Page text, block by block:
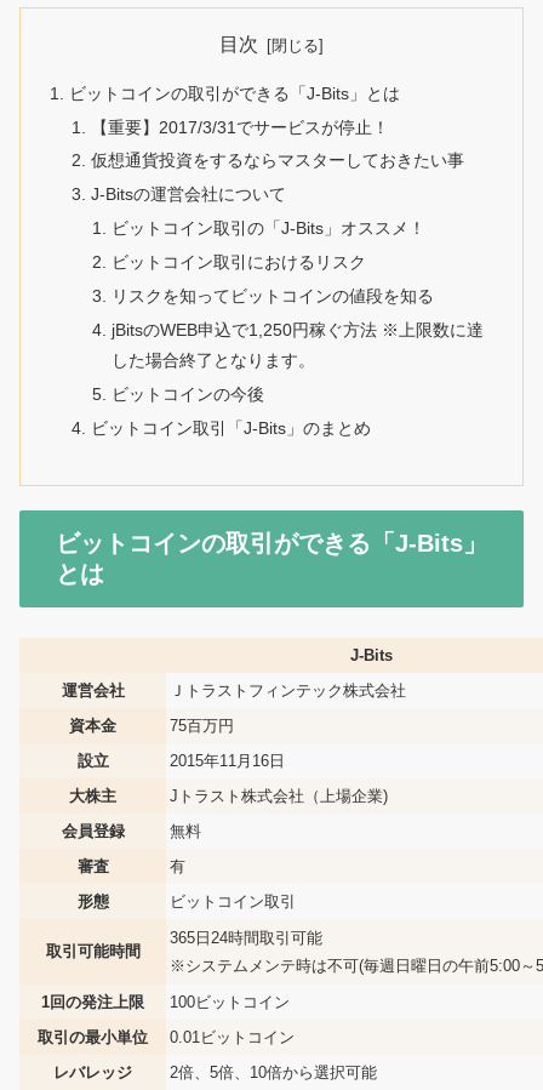
目次
ビットコインの取引ができる「J-Bits」とは
【重要】2017/3/31でサービスが停止！
仮想通貨投資をするならマスターしておきたい事
J-Bitsの運営会社について
ビットコイン取引の「J-Bits」オススメ！
ビットコイン取引におけるリスク
リスクを知ってビットコインの値段を知る
jBitsのWEB申込で1,250円稼ぐ方法 ※上限数に達
した場合終了となります。
ビットコインの今後
ビットコイン取引「J-Bits」のまとめ
ビットコインの取引ができる「J-Bits」
とは
J-Bits
運営会社
Ｊトラストフィンテック株式会社
資本金
75百万円
設立
2015年11月16日
大株主
Jトラスト株式会社（上場企業)
会員登録
無料
審査
有
形態
ビットコイン取引
取引可能時間
365日24時間取引可能
※システムメンテ時は不可(毎週日曜日の午前5:00～
1回の発注上限
100ビットコイン
取引の最小単位
0.01ビットコイン
レバレッジ
2倍、5倍、10倍から選択可能